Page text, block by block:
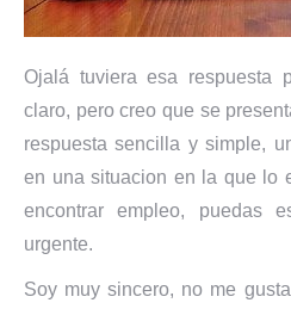
Ojalá tuviera esa respuesta
claro, pero creo que se
respuesta sencilla y simple,
en una situacion en la que lo
encontrar empleo, puedas
urgente.
Soy muy sincero, no me